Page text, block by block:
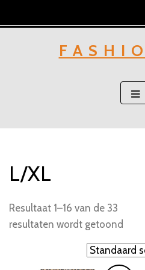
to
L/XL
Resultaat 1–16 van de 33
resultaten wordt getoond